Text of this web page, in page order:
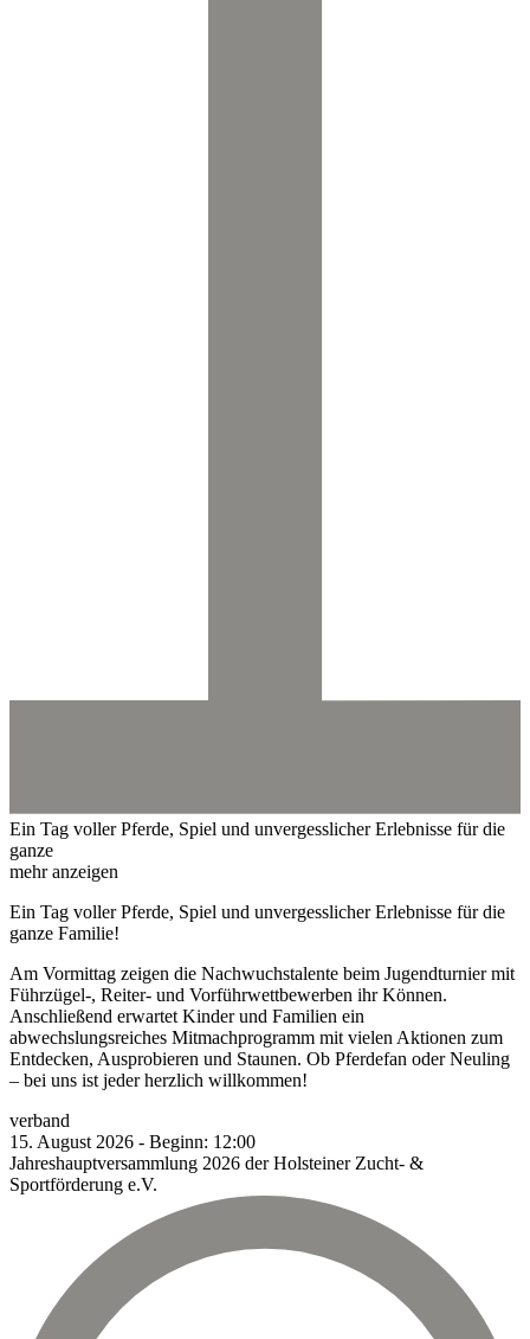
Ein Tag voller Pferde, Spiel und unvergesslicher Erlebnisse für die
ganze
mehr anzeigen
Ein Tag voller Pferde, Spiel und unvergesslicher Erlebnisse für die
ganze Familie!
Am Vormittag zeigen die Nachwuchstalente beim Jugendturnier mit
Führzügel-, Reiter- und Vorführwettbewerben ihr Können.
Anschließend erwartet Kinder und Familien ein
abwechslungsreiches Mitmachprogramm mit vielen Aktionen zum
Entdecken, Ausprobieren und Staunen. Ob Pferdefan oder Neuling
– bei uns ist jeder herzlich willkommen!
verband
15. August 2026 - Beginn: 12:00
Jahreshauptversammlung 2026 der Holsteiner Zucht- &
Sportförderung e.V.